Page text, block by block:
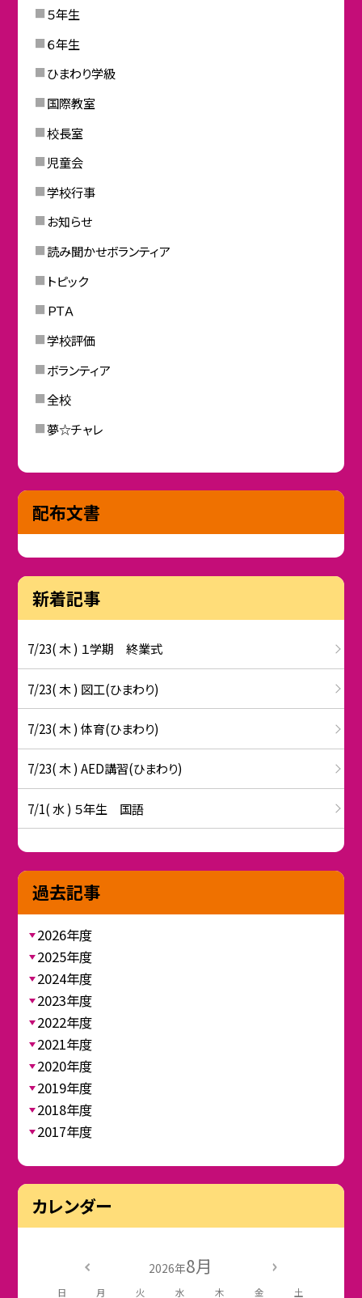
５年生
６年生
ひまわり学級
国際教室
校長室
児童会
学校行事
お知らせ
読み聞かせボランティア
トピック
ＰＴＡ
学校評価
ボランティア
全校
夢☆チャレ
配布文書
新着記事
7/23( 木 ) １学期 終業式
7/23( 木 ) 図工(ひまわり)
7/23( 木 ) 体育(ひまわり)
7/23( 木 ) AED講習(ひまわり)
7/1( 水 ) ５年生 国語
過去記事
2026年度
2025年度
2024年度
2023年度
2022年度
2021年度
2020年度
2019年度
2018年度
2017年度
カレンダー
2026年8月
日 月 火 水 木 金 土